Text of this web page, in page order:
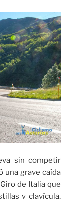
sin competir
una grave caída
de Italia que
y clavícula,